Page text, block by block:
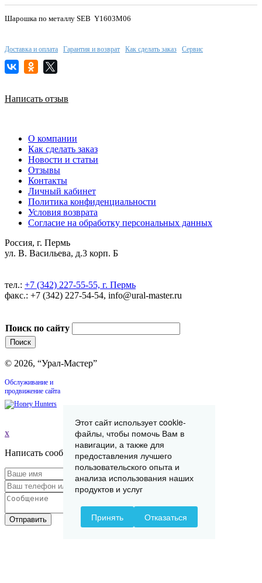
Шарошка по металлу SEB Y1603М06
Доставка и оплата Гарантия и возврат Как сделать заказ Сервис
Написать отзыв
О компании
Как сделать заказ
Новости и статьи
Отзывы
Контакты
Личный кабинет
Политика конфиденциальности
Условия возврата
Согласие на обработку персональных данных
Россия, г. Пермь
ул. В. Васильева, д.3 корп. Б
тел.: +7 (342) 227-55-55, г. Пермь
факс.: +7 (342) 227-54-54, info@ural-master.ru
Поиск по сайту
© 2026, “Урал-Мастер”
Обслуживание и
продвижение сайта
x
Написать сообщение
Отправить
Этот сайт использует cookie-
файлы, чтобы помочь Вам в
навигации, а также для
предоставления лучшего
пользовательского опыта и
анализа использования наших
продуктов и услуг
Принять Отказаться